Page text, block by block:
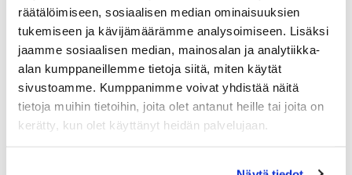
räätälöimiseen, sosiaalisen median ominaisuuksien
tukemiseen ja kävijämäärämme analysoimiseen. Lisäksi
jaamme sosiaalisen median, mainosalan ja analytiikka-
alan kumppaneillemme tietoja siitä, miten käytät
sivustoamme. Kumppanimme voivat yhdistää näitä
tietoja muihin tietoihin, joita olet antanut heille tai joita on
kerätty, kun olet käyttänyt heidän palvelujaan.
20-21.8. Seuran Mestaruuskilpailut (vain Hartolan
Golfklubi ry:n jäsenille)
Sarjat:
kaikki sarjat pelataan tasoituksettomina
jotta sarja toteutuu, pitää olla vähintään 6
osaanottajaa